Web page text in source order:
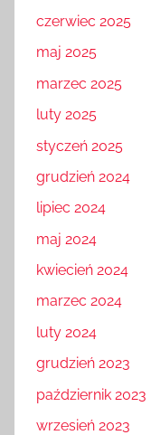
czerwiec 2025
maj 2025
marzec 2025
luty 2025
styczeń 2025
grudzień 2024
lipiec 2024
maj 2024
kwiecień 2024
marzec 2024
luty 2024
grudzień 2023
październik 2023
wrzesień 2023